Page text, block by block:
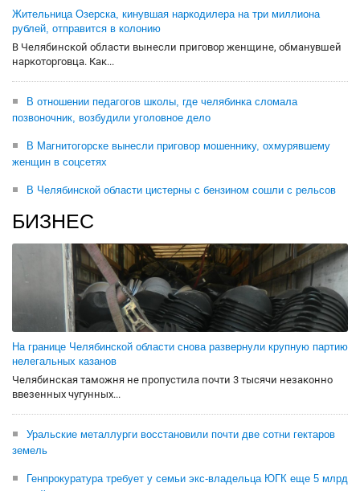
Жительница Озерска, кинувшая наркодилера на три миллиона
рублей, отправится в колонию
В Челябинской области вынесли приговор женщине, обманувшей
наркоторговца. Как...
В отношении педагогов школы, где челябинка сломала
позвоночник, возбудили уголовное дело
В Магнитогорске вынесли приговор мошеннику, охмурявшему
женщин в соцсетях
В Челябинской области цистерны с бензином сошли с рельсов
БИЗНЕС
На границе Челябинской области снова развернули крупную партию
нелегальных казанов
Челябинская таможня не пропустила почти 3 тысячи незаконно
ввезенных чугунных...
Уральские металлурги восстановили почти две сотни гектаров
земель
Генпрокуратура требует у семьи экс-владельца ЮГК еще 5 млрд